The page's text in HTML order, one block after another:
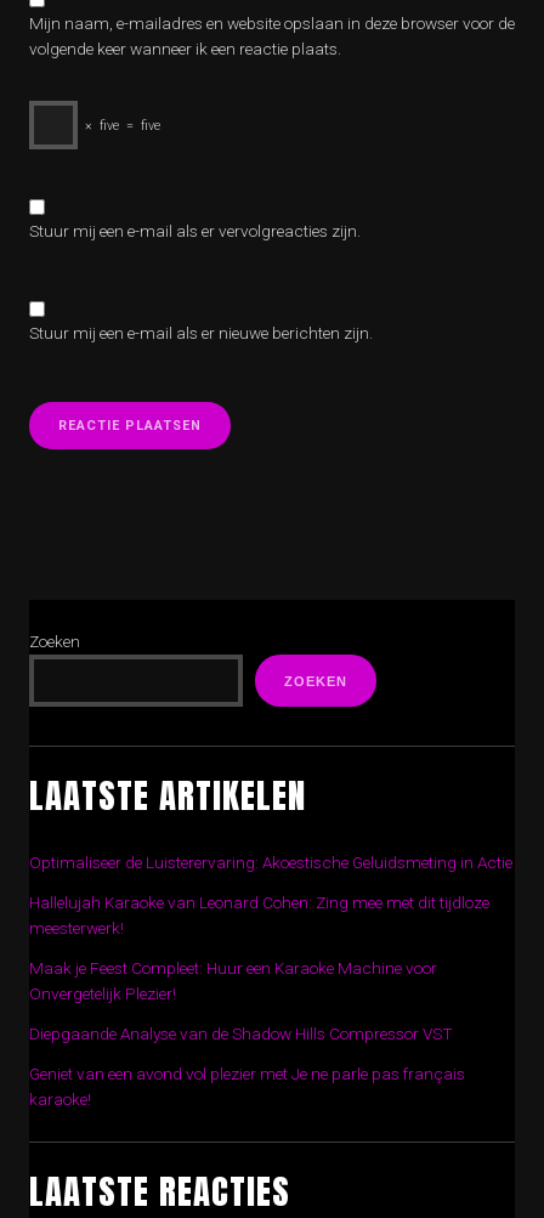
Mijn naam, e-mailadres en website opslaan in deze browser voor de
volgende keer wanneer ik een reactie plaats.
× five = five
Stuur mij een e-mail als er vervolgreacties zijn.
Stuur mij een e-mail als er nieuwe berichten zijn.
Zoeken
ZOEKEN
LAATSTE ARTIKELEN
Optimaliseer de Luisterervaring: Akoestische Geluidsmeting in Actie
Hallelujah Karaoke van Leonard Cohen: Zing mee met dit tijdloze
meesterwerk!
Maak je Feest Compleet: Huur een Karaoke Machine voor
Onvergetelijk Plezier!
Diepgaande Analyse van de Shadow Hills Compressor VST
Geniet van een avond vol plezier met Je ne parle pas français
karaoke!
LAATSTE REACTIES